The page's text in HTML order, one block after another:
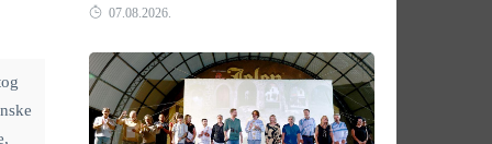
07.08.2026.